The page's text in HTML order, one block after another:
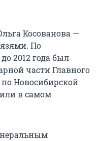
Косованова —
По
2012 года был
части Главного
Новосибирской
в самом